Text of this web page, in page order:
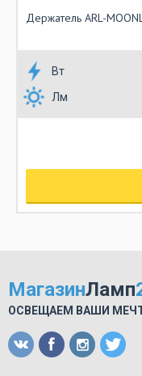
Держатель ARL-
Вт
Лм
МагазинЛамп
ОСВЕЩАЕМ ВАШИ